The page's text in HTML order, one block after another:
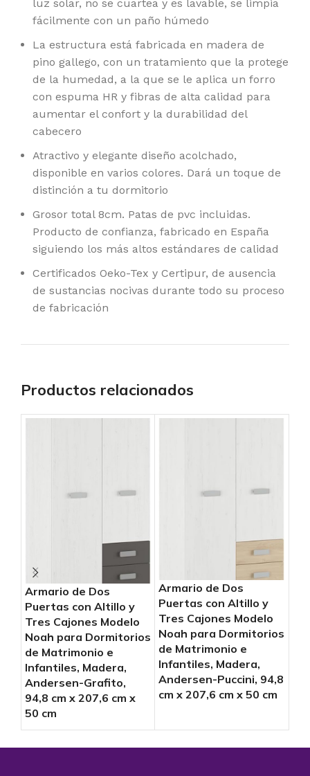
luz solar, no se cuartea y es lavable, se limpia
fácilmente con un paño húmedo
La estructura está fabricada en madera de
pino gallego, con un tratamiento que la protege
de la humedad, a la que se le aplica un forro
con espuma HR y fibras de alta calidad para
aumentar el confort y la durabilidad del
cabecero
Atractivo y elegante diseño acolchado,
disponible en varios colores. Dará un toque de
distinción a tu dormitorio
Grosor total 8cm. Patas de pvc incluidas.
Producto de confianza, fabricado en España
siguiendo los más altos estándares de calidad
Certificados Oeko-Tex y Certipur, de ausencia
de sustancias nocivas durante todo su proceso
de fabricación
Productos relacionados
Armario de Dos
Puertas con Altillo y
Tres Cajones Modelo
Noah para Dormitorios
de Matrimonio e
Infantiles, Madera,
Andersen-Grafito,
94,8 cm x 207,6 cm x
50 cm
Armario de Dos
Puertas con Altillo y
Tres Cajones Modelo
Noah para Dormitorios
de Matrimonio e
Infantiles, Madera,
Andersen-Puccini, 94,8
cm x 207,6 cm x 50 cm